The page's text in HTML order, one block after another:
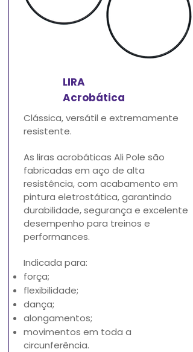
LIRA
Acrobática
Clássica, versátil e extremamente
resistente.
As liras acrobáticas Ali Pole são
fabricadas em aço de alta
resistência, com acabamento em
pintura eletrostática, garantindo
durabilidade, segurança e excelente
desempenho para treinos e
performances.
Indicada para:
força;
flexibilidade;
dança;
alongamentos;
movimentos em toda a
circunferência.